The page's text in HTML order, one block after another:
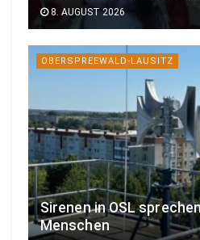
8. AUGUST 2026
OBERSPREEWALD-LAUSITZ
Sirenen in OSL
Menschen